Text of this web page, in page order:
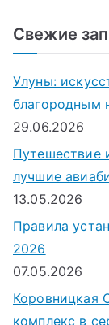
Свежие
Улуны:
благородным
29.06.2026
Путешествие
лучшие
13.05.2026
Правила
2026
07.05.2026
Коровницкая
комплекс в